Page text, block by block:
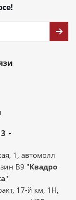
1, автомолл
В9 "Квадро
"
17-й км, 1Н,